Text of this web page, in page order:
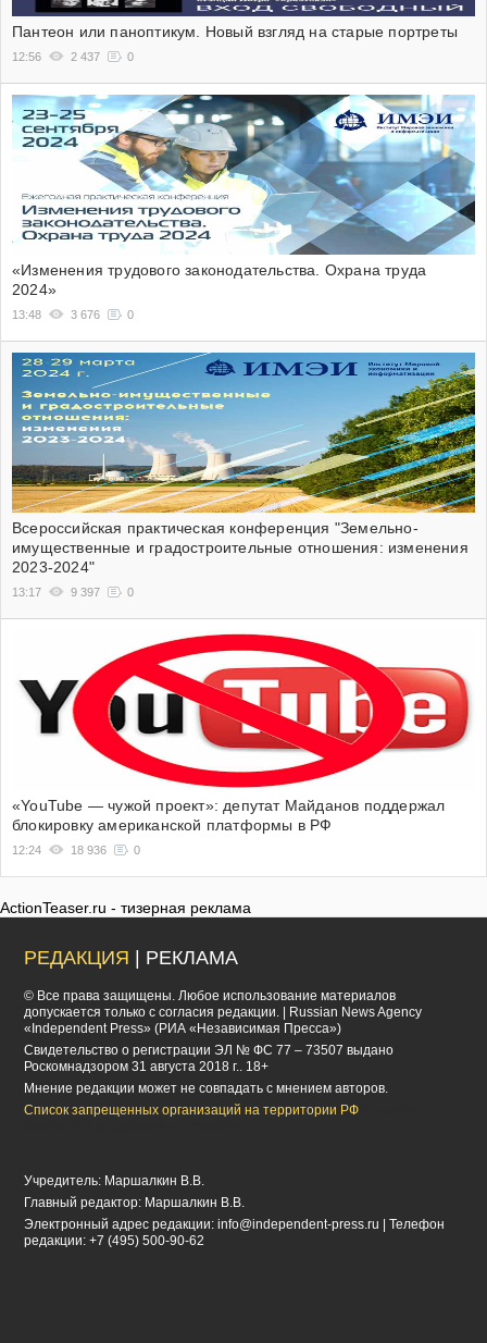
Пантеон или паноптикум. Новый взгляд на старые портреты
12:56 2 437 0
«Изменения трудового законодательства. Охрана труда
2024»
13:48 3 676 0
Всероссийская практическая конференция "Земельно-
имущественные и градостроительные отношения: изменения
2023-2024"
13:17 9 397 0
«YouTube — чужой проект»: депутат Майданов поддержал
блокировку американской платформы в РФ
12:24 18 936 0
ActionTeaser.ru - тизерная реклама
РЕДАКЦИЯ | РЕКЛАМА
© Все права защищены. Любое использование материалов
допускается только с согласия редакции. | Russian News Agency
«Independent Press» (РИА «Независимая Пресса»)
Cвидетельство о регистрации ЭЛ № ФС 77 – 73507 выдано
Роскомнадзором 31 августа 2018 г.. 18+
Мнение редакции может не совпадать с мнением авторов.
Список запрещенных организаций на территории РФ
Учредитель: Маршалкин В.В.
Главный редактор: Маршалкин В.В.
Электронный адрес редакции:info@independent-press.ru
| Телефон
редакции: +7 (495) 500-90-62